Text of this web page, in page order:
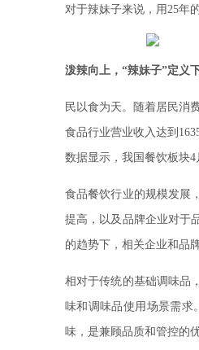
对于辣妹子来说，用25年
泼辣向上，“辣妹子”定义
民以食为天。随着居民消
食品行业营业收入达到
数据显示，我国餐饮板块4
食品餐饮行业的规模发展
提高，以及品牌企业对于
的趋势下，相关企业和品
相对于传统的基础调味品
味和调味品使用场景需求
味，是兼顾品质和管控的优